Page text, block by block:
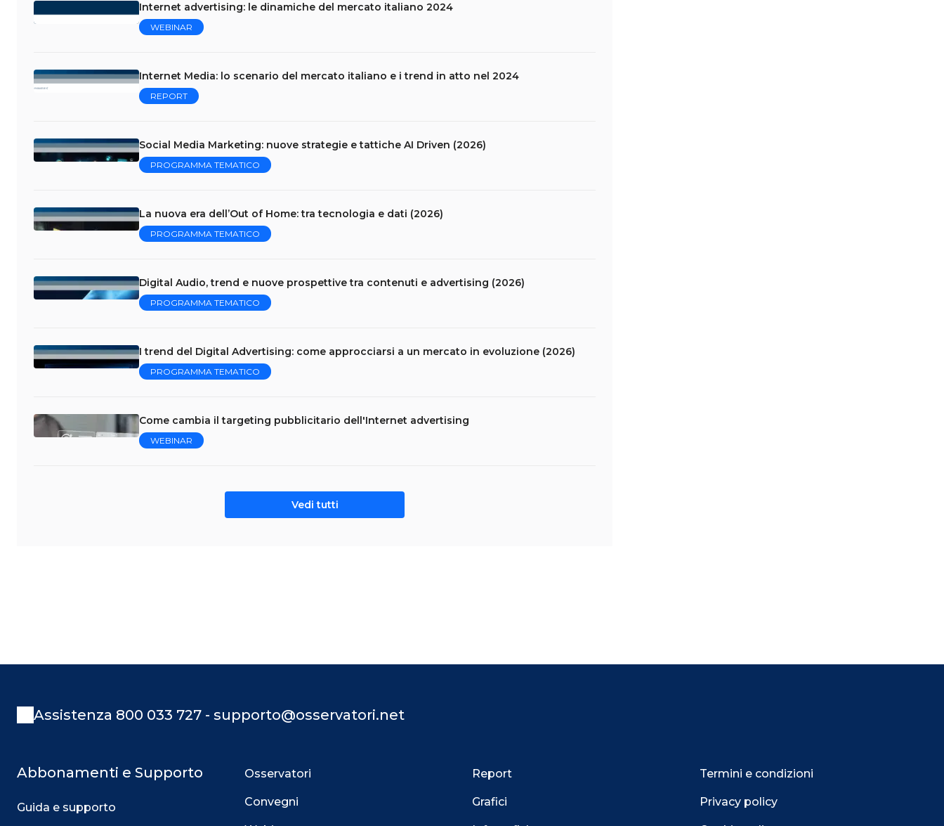
Internet advertising: le dinamiche del mercato italiano 2024
WEBINAR
Internet Media: lo scenario del mercato italiano e i trend in atto nel 2024
REPORT
Social Media Marketing: nuove strategie e tattiche AI Driven (2026)
PROGRAMMA TEMATICO
La nuova era dell’Out of Home: tra tecnologia e dati (2026)
PROGRAMMA TEMATICO
Digital Audio, trend e nuove prospettive tra contenuti e advertising (2026)
PROGRAMMA TEMATICO
I trend del Digital Advertising: come approcciarsi a un mercato in evoluzione (2026)
PROGRAMMA TEMATICO
Come cambia il targeting pubblicitario dell'Internet advertising
WEBINAR
Vedi tutti
Assistenza 800 033 727 - supporto@osservatori.net
Abbonamenti e Supporto
Guida e supporto
Osservatori
Convegni
Report
Grafici
Termini e condizioni
Privacy policy